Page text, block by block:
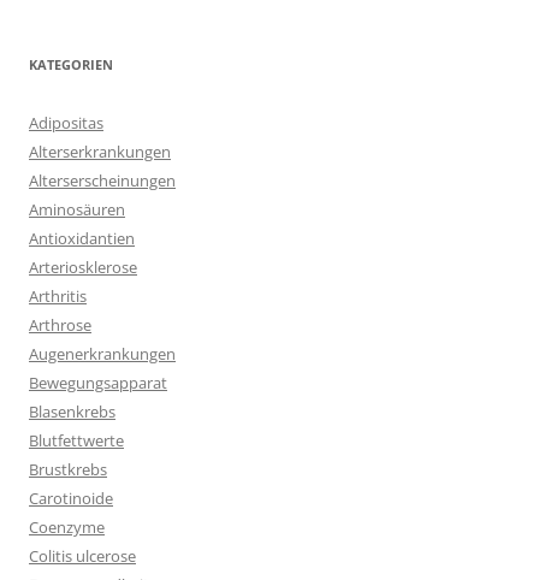
KATEGORIEN
Adipositas
Alterserkrankungen
Alterserscheinungen
Aminosäuren
Antioxidantien
Arteriosklerose
Arthritis
Arthrose
Augenerkrankungen
Bewegungsapparat
Blasenkrebs
Blutfettwerte
Brustkrebs
Carotinoide
Coenzyme
Colitis ulcerose